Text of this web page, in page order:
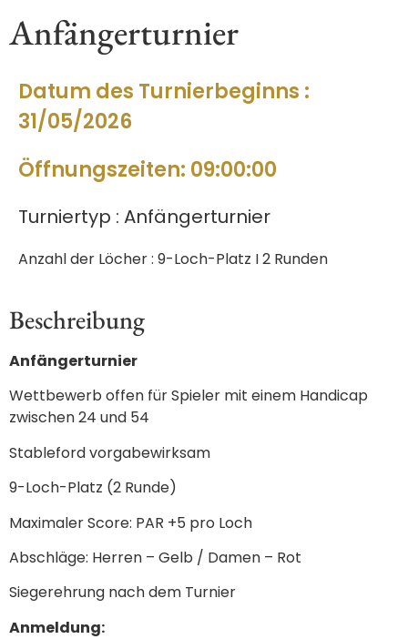
Anfängerturnier
Datum des Turnierbeginns :
31/05/2026
Öffnungszeiten: 09:00:00
Turniertyp : Anfängerturnier
Anzahl der Löcher : 9-Loch-Platz I 2 Runden
Beschreibung
Anfängerturnier
Wettbewerb offen für Spieler mit einem Handicap
zwischen 24 und 54
Stableford vorgabewirksam
9-Loch-Platz (2 Runde)
Maximaler Score: PAR +5 pro Loch
Abschläge: Herren – Gelb / Damen – Rot
Siegerehrung nach dem Turnier
Anmeldung: